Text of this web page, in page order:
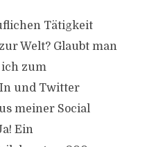
Tätigkeit
Welt? Glaubt man
ich zum
und Twitter
meiner Social
Ein